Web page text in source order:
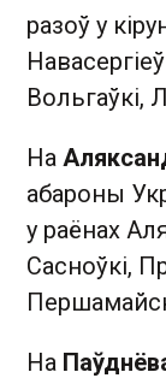
разоў у
Вольгаўкі,
На
абароны
у раёнах
Сасноўкі,
На